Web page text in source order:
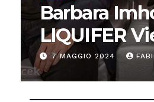
Barbara
LIQUIFER
7 MAGGIO 2024